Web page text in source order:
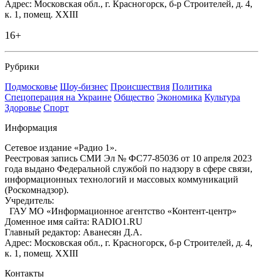
Адрес: Московская обл., г. Красногорск, б-р Строителей, д. 4,
к. 1, помещ. XXIII
16+
Рубрики
Подмосковье Шоу-бизнес Происшествия Политика
Спецоперация на Украине Общество Экономика Культура
Здоровье Спорт
Информация
Сетевое издание «Радио 1».
Реестровая запись СМИ Эл № ФС77-85036 от 10 апреля 2023
года выдано Федеральной службой по надзору в сфере связи,
информационных технологий и массовых коммуникаций
(Роскомнадзор).
Учредитель:
ГАУ МО «Информационное агентство «Контент-центр»
Доменное имя сайта: RADIO1.RU
Главный редактор: Аванесян Д.А.
Адрес: Московская обл., г. Красногорск, б-р Строителей, д. 4,
к. 1, помещ. XXIII
Контакты